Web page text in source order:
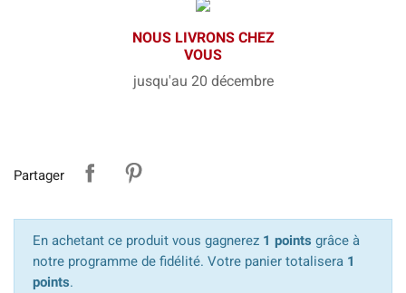
NOUS LIVRONS CHEZ
VOUS
jusqu'au 20 décembre
Partager
En achetant ce produit vous gagnerez 1 points grâce à
notre programme de fidélité. Votre panier totalisera 1
points.